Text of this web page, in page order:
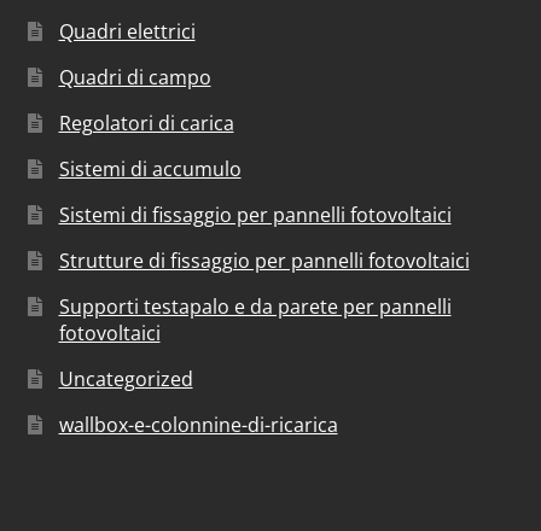
Quadri elettrici
Quadri di campo
Regolatori di carica
Sistemi di accumulo
Sistemi di fissaggio per pannelli fotovoltaici
Strutture di fissaggio per pannelli fotovoltaici
Supporti testapalo e da parete per pannelli
fotovoltaici
Uncategorized
wallbox-e-colonnine-di-ricarica